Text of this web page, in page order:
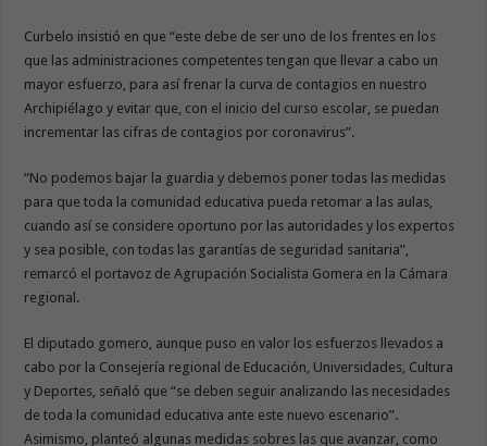
Curbelo insistió en que “este debe de ser uno de los frentes en los
que las administraciones competentes tengan que llevar a cabo un
mayor esfuerzo, para así frenar la curva de contagios en nuestro
Archipiélago y evitar que, con el inicio del curso escolar, se puedan
incrementar las cifras de contagios por coronavirus”.
“No podemos bajar la guardia y debemos poner todas las medidas
para que toda la comunidad educativa pueda retomar a las aulas,
cuando así se considere oportuno por las autoridades y los expertos
y sea posible, con todas las garantías de seguridad sanitaria”,
remarcó el portavoz de Agrupación Socialista Gomera en la Cámara
regional.
El diputado gomero, aunque puso en valor los esfuerzos llevados a
cabo por la Consejería regional de Educación, Universidades, Cultura
y Deportes, señaló que “se deben seguir analizando las necesidades
de toda la comunidad educativa ante este nuevo escenario”.
Asimismo, planteó algunas medidas sobres las que avanzar, como